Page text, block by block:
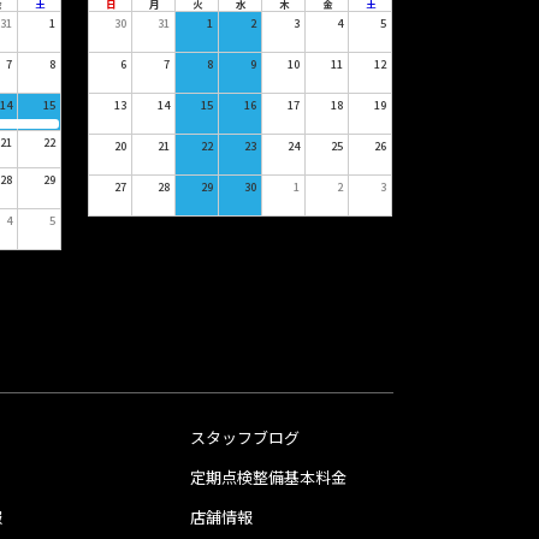
土
31 1
7 8
14 15
21 22
28 29
4 5
日 月 火 水 木 金 土
30 31 1 2 3 4 5
6 7 8 9 10 11 12
13 14 15 16 17 18 19
20 21 22 23 24 25 26
27 28 29 30 1 2 3
スタッフブログ
定期点検整備基本料金
店舗情報